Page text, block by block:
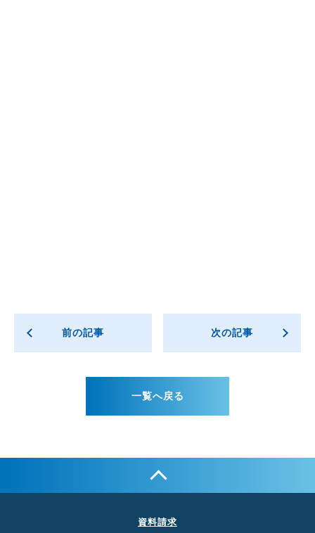
前の記事
一覧へ戻る
次の記事
資料請求